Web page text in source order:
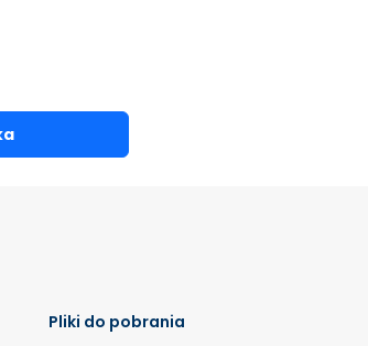
Pliki do pobrania